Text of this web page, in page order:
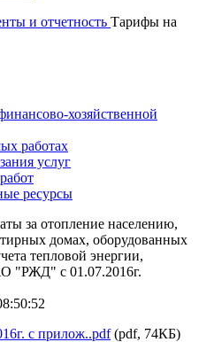
и отчетность Тарифы на
хозяйственной
работах
услуг
ресурсы
за отопление населению,
домах, оборудованных
тепловой энергии,
"РЖД" с 01.07.2016г.
с прилож..pdf(pdf, 74КБ)